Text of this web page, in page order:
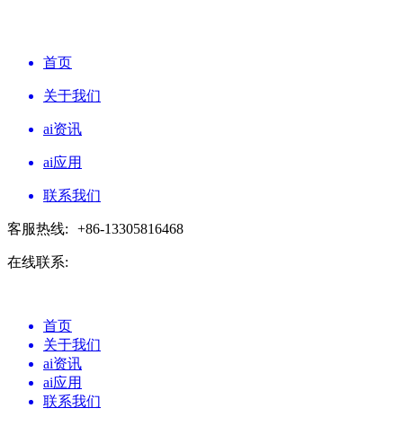
首页
关于我们
ai资讯
ai应用
联系我们
客服热线: +86-13305816468
在线联系:
首页
关于我们
ai资讯
ai应用
联系我们